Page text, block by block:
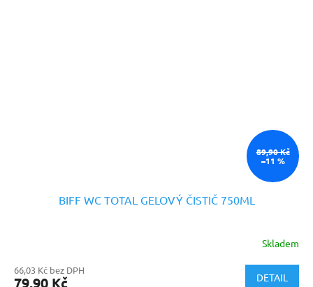
89,90 Kč
–11 %
BIFF WC TOTAL GELOVÝ ČISTIČ 750ML
Skladem
66,03 Kč bez DPH
79,90 Kč DETAIL